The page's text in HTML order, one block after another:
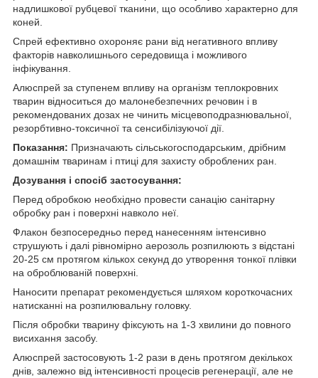
надлишкової рубцевої тканини, що особливо характерно для
коней.
Спрей ефективно охороняє рани від негативного впливу
факторів навколишнього середовища і можливого
інфікування.
Алюспрей за ступенем впливу на організм теплокровних
тварин відноситься до малонебезпечних речовин і в
рекомендованих дозах не чинить місцевоподразнювальної,
резорбтивно-токсичної та сенсибілізуючої дії.
Показання: Призначають сільськогосподарським, дрібним
домашнім тваринам і птиці для захисту оброблених ран.
Дозування і спосіб застосування:
Перед обробкою необхідно провести санацію санітарну
обробку ран і поверхні навколо неї.
Флакон безпосередньо перед нанесенням інтенсивно
струшують і далі рівномірно аерозоль розпилюють з відстані
20-25 см протягом кількох секунд до утворення тонкої плівки
на оброблюваній поверхні.
Наносити препарат рекомендується шляхом короткочасних
натисканні на розпилювальну головку.
Після обробки тварину фіксують на 1-3 хвилини до повного
висихання засобу.
Алюспрей застосовують 1-2 рази в день протягом декількох
днів, залежно від інтенсивності процесів регенерації, але не